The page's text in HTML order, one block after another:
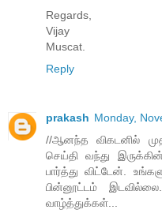
Regards,
Vijay
Muscat.
Reply
prakash Monday,
//ஆனந்த விகடனில்
செய்தி வந்து
பார்த்து விட்டேன்.
பின்னூட்டம்
வாழ்த்துக்கள்...